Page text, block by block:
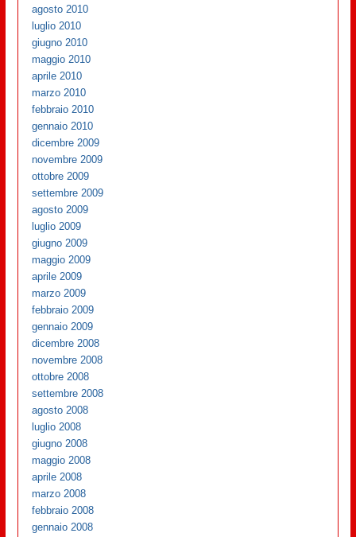
agosto 2010
luglio 2010
giugno 2010
maggio 2010
aprile 2010
marzo 2010
febbraio 2010
gennaio 2010
dicembre 2009
novembre 2009
ottobre 2009
settembre 2009
agosto 2009
luglio 2009
giugno 2009
maggio 2009
aprile 2009
marzo 2009
febbraio 2009
gennaio 2009
dicembre 2008
novembre 2008
ottobre 2008
settembre 2008
agosto 2008
luglio 2008
giugno 2008
maggio 2008
aprile 2008
marzo 2008
febbraio 2008
gennaio 2008